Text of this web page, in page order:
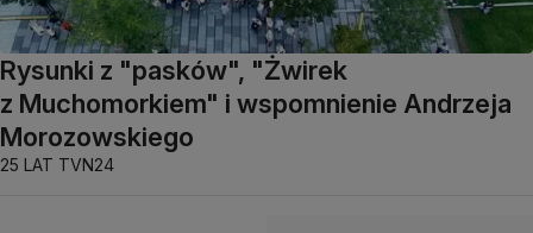
Rysunki z "pasków", "Żwirek
z Muchomorkiem" i wspomnienie Andrzeja
Morozowskiego
25 LAT TVN24